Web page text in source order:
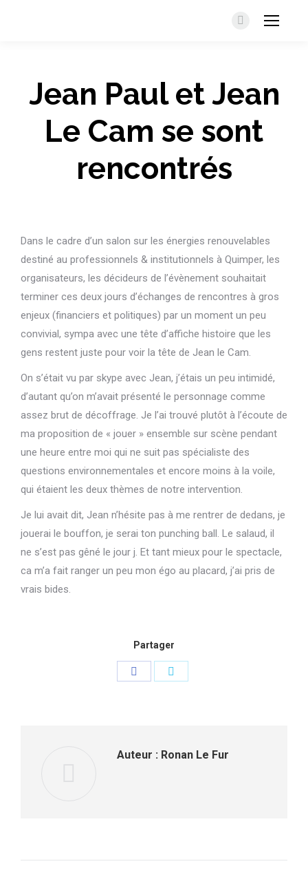
Facebook
Jean Paul et Jean
Le Cam se sont
rencontrés
Dans le cadre d’un salon sur les énergies renouvelables
destiné au professionnels & institutionnels à Quimper, les
organisateurs, les décideurs de l’évènement souhaitait
terminer ces deux jours d’échanges de rencontres à gros
enjeux (financiers et politiques) par un moment un peu
convivial, sympa avec une tête d’affiche histoire que les
gens restent juste pour voir la tête de Jean le Cam.
On s’était vu par skype avec Jean, j’étais un peu intimidé,
d’autant qu’on m’avait présenté le personnage comme
assez brut de décoffrage. Je l’ai trouvé plutôt à l’écoute de
ma proposition de « jouer » ensemble sur scène pendant
une heure entre moi qui ne suit pas spécialiste des
questions environnementales et encore moins à la voile,
qui étaient les deux thèmes de notre intervention.
Je lui avait dit, Jean n’hésite pas à me rentrer de dedans, je
jouerai le bouffon, je serai ton punching ball. Le salaud, il
ne s’est pas gêné le jour j. Et tant mieux pour le spectacle,
ca m’a fait ranger un peu mon égo au placard, j’ai pris de
vrais bides.
Partager
Partager
Auteur : Ronan Le Fur